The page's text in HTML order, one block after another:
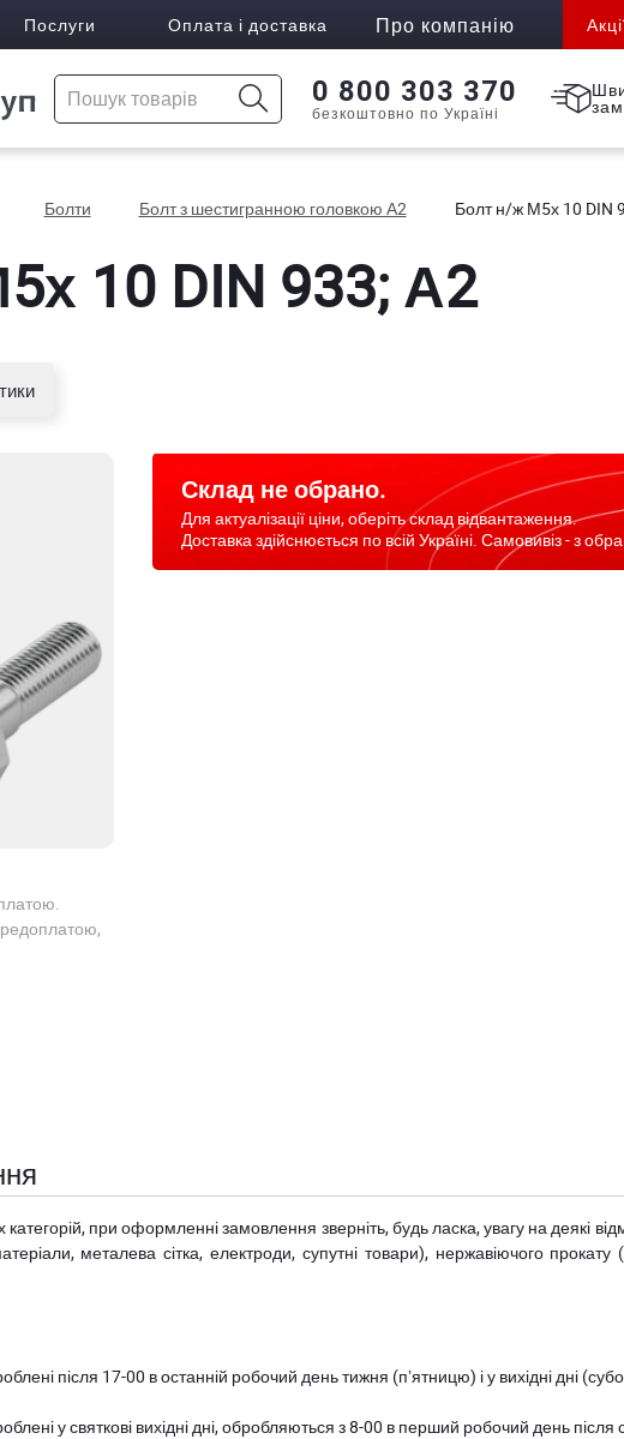
Послуги Оплата і доставка Про компанію
0 800 303 370
безкоштовно по Україні
Болти Болт з шестигранною головкою А2 Болт н/ж М5х 10 DIN
10 DIN 933; А2
Склад не обрано.
Для актуалізації ціни, оберіть склад відвантаження.
Доставка здійснюється по всій Україні. Самовивіз - з
при оформленні замовлення зверніть, будь ласка, увагу на деякі
металева сітка, електроди, супутні товари), нержавіючого
після 17-00 в останній робочий день тижня (пʼятницю) і у вихідні дні
у святкові вихідні дні, обробляються з 8-00 в перший робочий день після